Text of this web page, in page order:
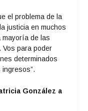
el problema de la
justicia en muchos
mayoría de las
Vos para poder
determinados
González a